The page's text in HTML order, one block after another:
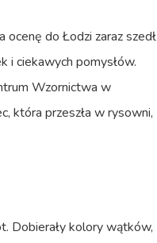
ocenę do Łodzi zaraz szedł
i ciekawych pomysłów.
Wzornictwa w
która przeszła w rysowni,
Dobierały kolory wątków,